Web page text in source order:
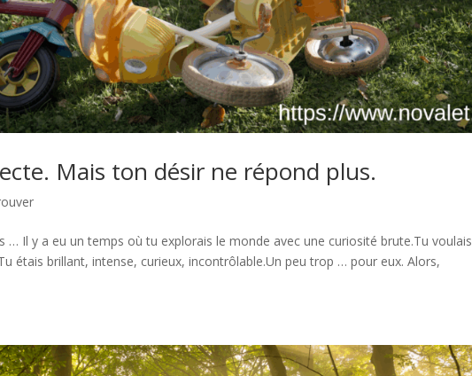
Mais ton désir ne répond plus.
… Il y a eu un temps où tu explorais le monde avec une curiosité brute.Tu voulais
étais brillant, intense, curieux, incontrôlable.Un peu trop … pour eux. Alors,